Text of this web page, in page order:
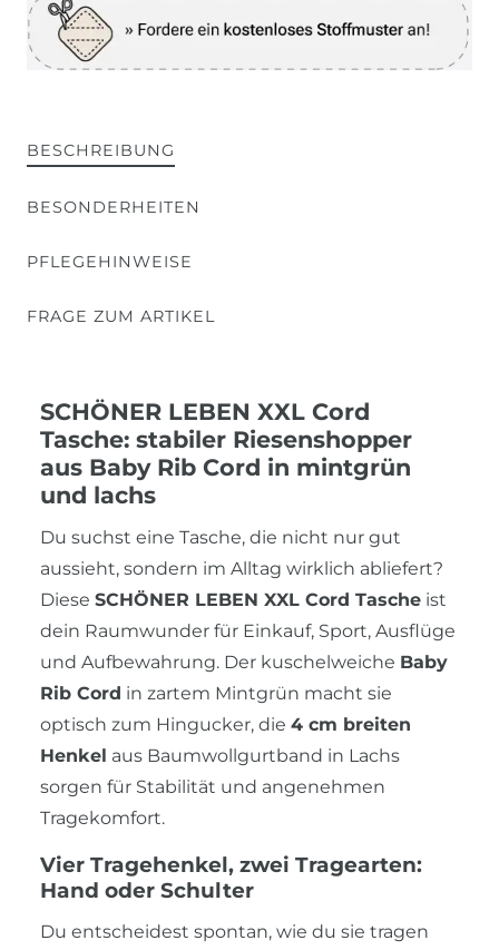
BESCHREIBUNG
BESONDERHEITEN
PFLEGEHINWEISE
FRAGE ZUM ARTIKEL
SCHÖNER LEBEN XXL Cord
Tasche: stabiler Riesenshopper
aus Baby Rib Cord in mintgrün
und lachs
Du suchst eine Tasche, die nicht nur gut
aussieht, sondern im Alltag wirklich abliefert?
Diese SCHÖNER LEBEN XXL Cord Tasche ist
dein Raumwunder für Einkauf, Sport, Ausflüge
und Aufbewahrung. Der kuschelweiche Baby
Rib Cord in zartem Mintgrün macht sie
optisch zum Hingucker, die 4 cm breiten
Henkel aus Baumwollgurtband in Lachs
sorgen für Stabilität und angenehmen
Tragekomfort.
Vier Tragehenkel, zwei Tragearten:
Hand oder Schulter
Du entscheidest spontan, wie du sie tragen